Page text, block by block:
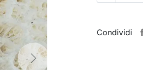
Next
Condividi